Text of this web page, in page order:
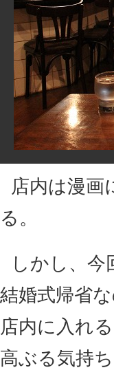
店内は漫画
る。
しかし、
結婚式帰省
店内に入れ
高ぶる気持